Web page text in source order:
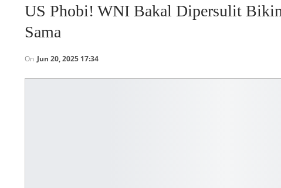
US Phobi! WNI Bakal Dipersulit
Sama
On Jun 20, 2025 17:34